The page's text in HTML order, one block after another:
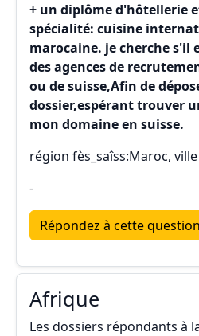
+ un diplôme d'hôtellerie
spécialité: cuisine
marocaine. je cherche s'il
des agences de
ou de suisse,Afin de
dossier,espérant trouver
mon domaine en suisse.
région fès_saîss:Maroc,
-
Répondez à cette question
Afrique
Les dossiers répondants à